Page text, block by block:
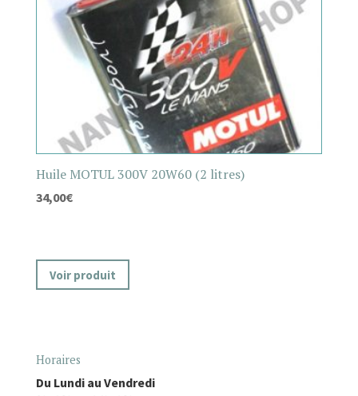
Huile MOTUL 300V 20W60 (2 litres)
34,00€
Voir produit
Horaires
Du Lundi au Vendredi